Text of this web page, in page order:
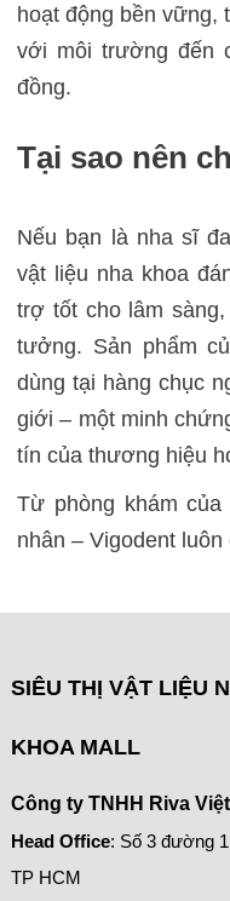
hoạt động bền vững,
với môi trường đến
đồng.
Tại sao nên
Nếu bạn là nha sĩ
vật liệu nha khoa
trợ tốt cho lâm
tưởng. Sản phẩm
dùng tại hàng chục
giới – một minh
tín của thương hiệu
Từ phòng khám
nhân – Vigodent
SIÊU THỊ VẬT LIỆU
KHOA MALL
Công ty TNHH Riva
Head Office: Số 3 đường
TP HCM